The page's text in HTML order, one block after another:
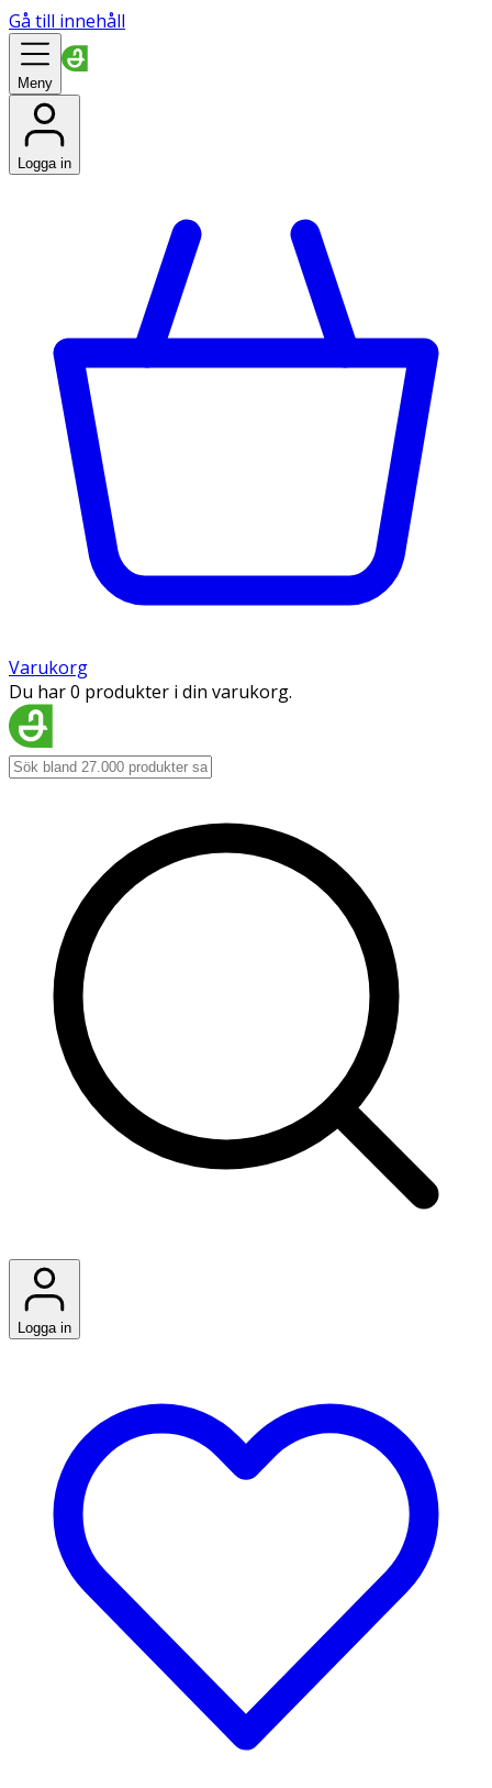
Gå till innehåll
Meny
Logga in
Varukorg
Du har 0 produkter i din varukorg.
Logga in